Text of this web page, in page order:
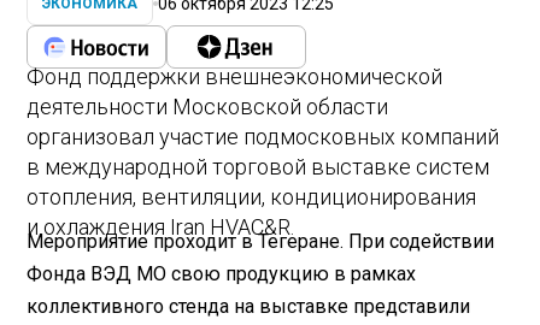
ЭКОНОМИКА
Фонд поддержки внешнеэкономической
деятельности Московской области
организовал участие подмосковных компаний
в международной торговой выставке систем
отопления, вентиляции, кондиционирования
и охлаждения Iran HVAC&R.
Мероприятие проходит в Тегеране. При содействии
Фонда ВЭД МО свою продукцию в рамках
коллективного стенда на выставке представили